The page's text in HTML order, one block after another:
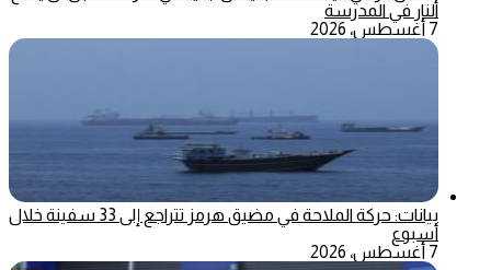
النار في المدرسة
7 أغسطس، 2026
بيانات: حركة الملاحة في مضيق هرمز تتراجع إلى 33 سفينة خلال
أسبوع
7 أغسطس، 2026